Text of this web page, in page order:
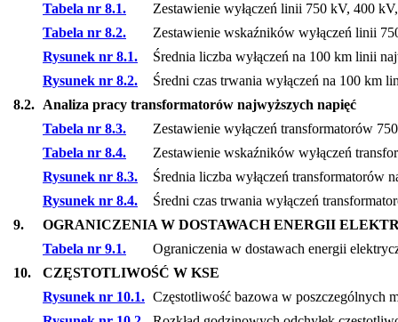
Tabela nr 8.1.
Zestawienie wyłączeń linii 750 kV, 400
Tabela nr 8.2.
Zestawienie wskaźników wyłączeń linii
Rysunek nr 8.1.
Średnia liczba wyłączeń na 100 km linii
Rysunek nr 8.2.
Średni czas trwania wyłączeń na 100 km
8.2. Analiza pracy transformatorów najwyższych napięć
Tabela nr 8.3.
Zestawienie wyłączeń transformatorów
Tabela nr 8.4.
Zestawienie wskaźników wyłączeń
Rysunek nr 8.3.
Średnia liczba wyłączeń transformatorów
Rysunek nr 8.4.
Średni czas trwania wyłączeń
9.
OGRANICZENIA W DOSTAWACH ENERGII
Tabela nr 9.1.
Ograniczenia w dostawach energii
10.
CZĘSTOTLIWOŚĆ W KSE
Rysunek nr 10.1. Częstotliwość bazowa w poszczególnych